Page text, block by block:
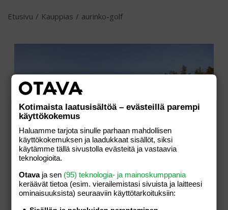
Etusivu / Kauppias / aurinko-golf
Aurinko Golf
Kotimaista laatusisältöä – evästeillä parempi
käyttökokemus
Haluamme tarjota sinulle parhaan mahdollisen
käyttökokemuksen ja laadukkaat sisällöt, siksi
käytämme tällä sivustolla evästeitä ja vastaavia
teknologioita.
Otavaja sen (95) teknologia- ja mainoskumppania
keräävät tietoa (esim. vierailemis­tasi sivuista ja laitteesi
ominaisuuk­sista) seuraaviin käyttötarkoituksiin: